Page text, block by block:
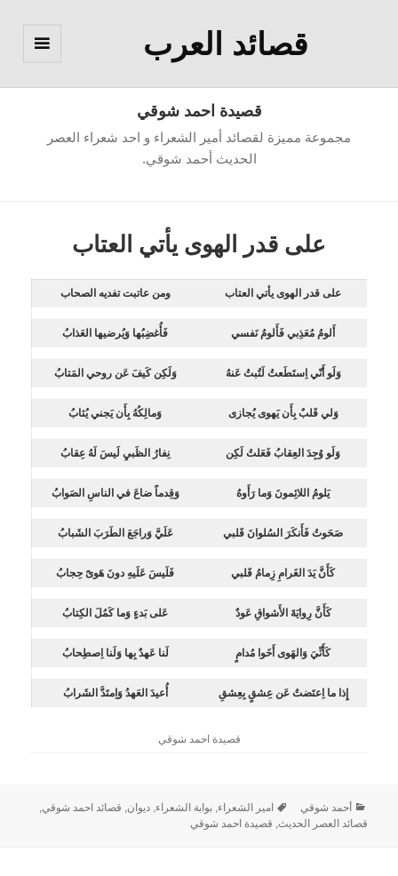
قصائد العرب
قصيدة احمد شوقي
مجموعة مميزة لقصائد أمير الشعراء و احد شعراء العصر
الحديث أحمد شوقي.
على قدر الهوى يأتي العتاب
على قدر الهوى يأتي العتاب ومن عاتبت تفديه الصحاب
أَلومُ مُعَذِبي فَأَلومُ نَفسي فَأُغضِبُها وَيُرضيها العَذابُ
وَلَو أَنّي اِستَطَعتُ لَتُبتُ عَنهُ وَلَكِن كَيفَ عَن روحي المَتابُ
وَلي قَلبٌ بِأَن يَهوى يُجازى وَمالِكُهُ بِأَن يَجني يُثابُ
وَلَو وُجِدَ العِقابُ فَعَلتُ لَكِن نِفارُ الظَبيِ لَيسَ لَهُ عِقابُ
يَلومُ اللائِمونَ وَما رَأَوهُ وَقِدماً ضاعَ في الناسِ الصَوابُ
صَحَوتُ فَأَنكَرَ السُلوانَ قَلبي عَلَيَّ وَراجَعَ الطَرَبَ الشَبابُ
كَأَنَّ يَدَ الغَرامِ زِمامُ قَلبي فَلَيسَ عَلَيهِ دونَ هَوىً حِجابُ
كَأَنَّ رِوايَةَ الأَشواقِ عَودٌ عَلى بَدءٍ وَما كَمُلَ الكِتابُ
كَأَنِّيَ وَالهَوى أَخَوا مُدامٍ لَنا عَهدٌ بِها وَلَنا اِصطِحابُ
إِذا ما اِعتَضتُ عَن عِشقٍ بِعِشقِ أُعيدَ العَهدُ وَاِمتَدَّ الشَرابُ
قصيدة احمد شوقي
أحمد شوقي امير الشعراء,بوابة الشعراء,ديوان, قصائد احمد شوقي,
قصائد العصر الحديث, قصيدة احمد شوقي